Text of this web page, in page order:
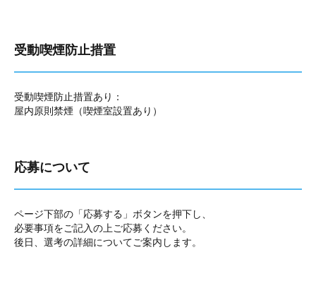
受動喫煙防止措置
受動喫煙防止措置あり：
屋内原則禁煙（喫煙室設置あり）
応募について
ページ下部の「応募する」ボタンを押下し、
必要事項をご記入の上ご応募ください。
後日、選考の詳細についてご案内します。